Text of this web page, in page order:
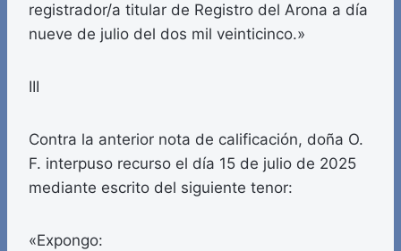
registrador/a titular de Registro del Arona a día
nueve de julio del dos mil veinticinco.»
III
Contra la anterior nota de calificación, doña O.
F. interpuso recurso el día 15 de julio de 2025
mediante escrito del siguiente tenor:
«Expongo: